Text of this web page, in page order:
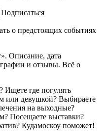
Подписаться
о предстоящих событиях
Описание, дата
и отзывы. Всё о
Ищете где погулять
или девушкой? Выбираете
на выходные?
Посещаете выставки?
Кудамоскоу поможет!